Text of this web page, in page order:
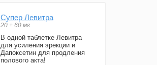
Супер Левитра
20 + 60 мг
В одной таблетке Левитра
для усиления эрекции и
Дапоксетин для продления
полового акта!